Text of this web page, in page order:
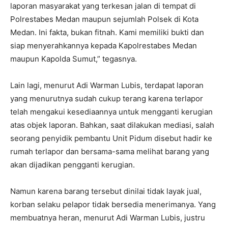
laporan masyarakat yang terkesan jalan di tempat di
Polrestabes Medan maupun sejumlah Polsek di Kota
Medan. Ini fakta, bukan fitnah. Kami memiliki bukti dan
siap menyerahkannya kepada Kapolrestabes Medan
maupun Kapolda Sumut,” tegasnya.
Lain lagi, menurut Adi Warman Lubis, terdapat laporan
yang menurutnya sudah cukup terang karena terlapor
telah mengakui kesediaannya untuk mengganti kerugian
atas objek laporan. Bahkan, saat dilakukan mediasi, salah
seorang penyidik pembantu Unit Pidum disebut hadir ke
rumah terlapor dan bersama-sama melihat barang yang
akan dijadikan pengganti kerugian.
Namun karena barang tersebut dinilai tidak layak jual,
korban selaku pelapor tidak bersedia menerimanya. Yang
membuatnya heran, menurut Adi Warman Lubis, justru